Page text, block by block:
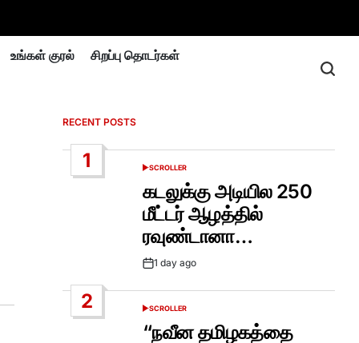
உங்கள் குரல் சிறப்பு தொடர்கள்
RECENT POSTS
1
POSTED
SCROLLER
கடலுக்கு அடியில 250
மீட்டர் ஆழத்தில்
ரவுண்டானா…
Post1 day ago
2
POSTED
SCROLLER
“நவீன தமிழகத்தை